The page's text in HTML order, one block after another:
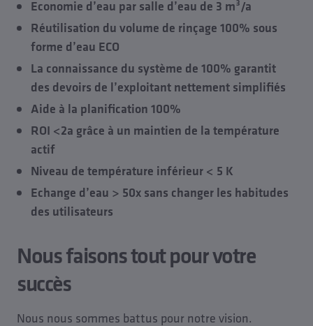
Economie d’eau par salle d’eau de 3 m³/a
Réutilisation du volume de rinçage 100% sous
forme d’eau ECO
La connaissance du système de 100% garantit
des devoirs de l’exploitant nettement simplifiés
Aide à la planification 100%
ROI <2a grâce à un maintien de la température
actif
Niveau de température inférieur < 5 K
Echange d’eau > 50x sans changer les habitudes
des utilisateurs
Nous faisons tout pour votre
succès
Nous nous sommes battus pour notre vision.